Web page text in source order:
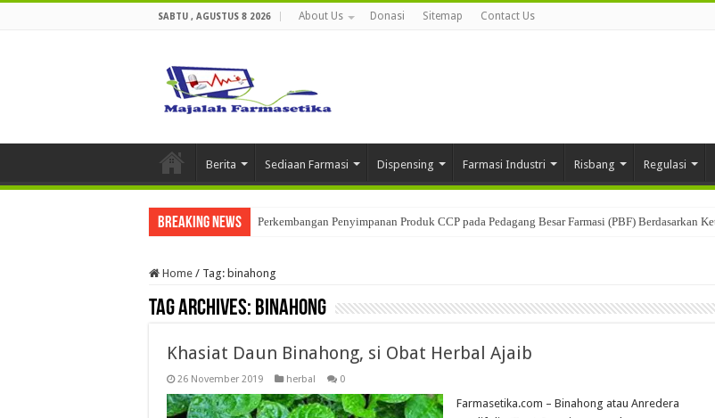
SABTU , AGUSTUS 8 2026 About Us Donasi Sitemap Contact Us
Berita Sediaan Farmasi Dispensing Farmasi Industri Risbang Regulasi
Breaking News Perkembangan Penyimpanan Produk CCP pada Pedagang Besar Farmasi (PBF) Berdasarkan
Home / Tag: binahong
Tag Archives: binahong
Khasiat Daun Binahong, si Obat Herbal Ajaib
26 November 2019 herbal 0
Farmasetika.com – Binahong atau Anredera